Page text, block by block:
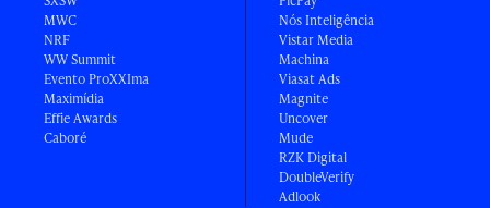
MWC
NRF
WW Summit
Evento ProXXIma
Maximídia
Effie Awards
Caboré
Nós Inteligência
Vistar Media
Machina
Viasat Ads
Magnite
Uncover
Mude
RZK Digital
DoubleVerify
Adlook